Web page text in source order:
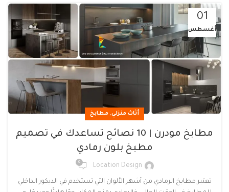
01
أغسطس
أثاث منزلي, مطابخ
مطابخ مودرن | 10 نصائح تساعدك في تصميم
مطبخ بلون رمادي
Location Design
0
تعتبر مطابخ الرمادي من أشهر الألوان التي تستخدم في الديكور الداخلي